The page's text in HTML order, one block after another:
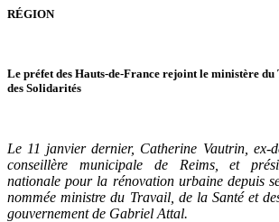
RÉGION
Le préfet des Hauts-de-France rejoint le ministère du
des Solidarités
Le 11 janvier dernier, Catherine Vautrin, ex-
conseillère municipale de Reims, et
nationale pour la rénovation urbaine depuis
nommée ministre du Travail, de la Santé et
gouvernement de Gabriel Attal.